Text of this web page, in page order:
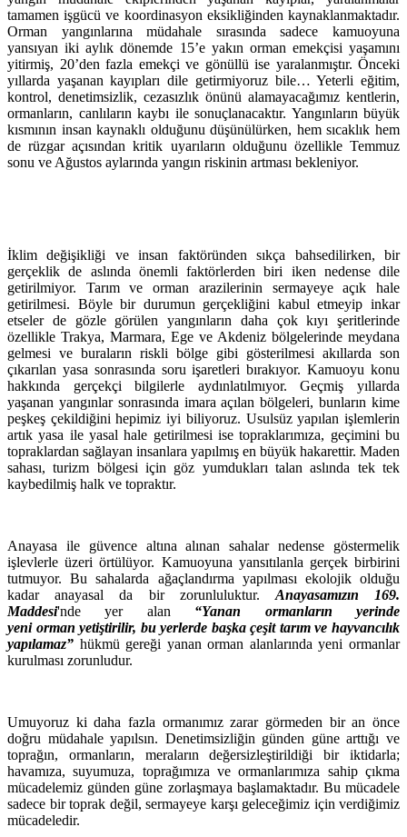
tamamen işgücü ve koordinasyon eksikliğinden kaynaklanmaktadır.
Orman yangınlarına müdahale sırasında sadece kamuoyuna
yansıyan iki aylık dönemde 15’e yakın orman emekçisi yaşamını
yitirmiş, 20’den fazla emekçi ve gönüllü ise yaralanmıştır. Önceki
yıllarda yaşanan kayıpları dile getirmiyoruz bile… Yeterli eğitim,
kontrol, denetimsizlik, cezasızlık önünü alamayacağımız kentlerin,
ormanların, canlıların kaybı ile sonuçlanacaktır. Yangınların büyük
kısmının insan kaynaklı olduğunu düşünülürken, hem sıcaklık hem
de rüzgar açısından kritik uyarıların olduğunu özellikle Temmuz
sonu ve Ağustos aylarında yangın riskinin artması bekleniyor.
İklim değişikliği ve insan faktöründen sıkça bahsedilirken, bir
gerçeklik de aslında önemli faktörlerden biri iken nedense dile
getirilmiyor. Tarım ve orman arazilerinin sermayeye açık hale
getirilmesi. Böyle bir durumun gerçekliğini kabul etmeyip inkar
etseler de gözle görülen yangınların daha çok kıyı şeritlerinde
özellikle Trakya, Marmara, Ege ve Akdeniz bölgelerinde meydana
gelmesi ve buraların riskli bölge gibi gösterilmesi akıllarda son
çıkarılan yasa sonrasında soru işaretleri bırakıyor. Kamuoyu konu
hakkında gerçekçi bilgilerle aydınlatılmıyor. Geçmiş yıllarda
yaşanan yangınlar sonrasında imara açılan bölgeleri, bunların kime
peşkeş çekildiğini hepimiz iyi biliyoruz. Usulsüz yapılan işlemlerin
artık yasa ile yasal hale getirilmesi ise topraklarımıza, geçimini bu
topraklardan sağlayan insanlara yapılmış en büyük hakarettir. Maden
sahası, turizm bölgesi için göz yumdukları talan aslında tek tek
kaybedilmiş halk ve topraktır.
Anayasa ile güvence altına alınan sahalar nedense göstermelik
işlevlerle üzeri örtülüyor. Kamuoyuna yansıtılanla gerçek birbirini
tutmuyor. Bu sahalarda ağaçlandırma yapılması ekolojik olduğu
kadar anayasal da bir zorunluluktur. Anayasamızın 169.
Maddesi'nde yer alan “Yanan ormanların yerinde
yeni orman yetiştirilir, bu yerlerde başka çeşit tarım ve hayvancılık
yapılamaz” hükmü gereği yanan orman alanlarında yeni ormanlar
kurulması zorunludur.
Umuyoruz ki daha fazla ormanımız zarar görmeden bir an önce
doğru müdahale yapılsın. Denetimsizliğin günden güne arttığı ve
toprağın, ormanların, meraların değersizleştirildiği bir iktidarla;
havamıza, suyumuza, toprağımıza ve ormanlarımıza sahip çıkma
mücadelemiz günden güne zorlaşmaya başlamaktadır. Bu mücadele
sadece bir toprak değil, sermayeye karşı geleceğimiz için verdiğimiz
mücadeledir.